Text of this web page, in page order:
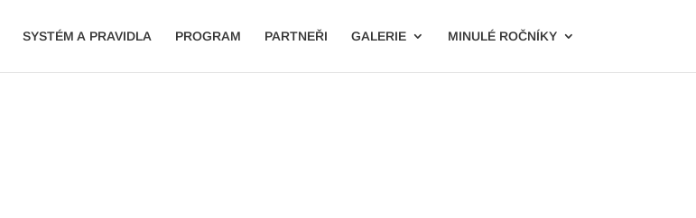
SYSTÉM A PRAVIDLA PROGRAM PARTNEŘI GALERIE MINULÉ ROČNÍKY